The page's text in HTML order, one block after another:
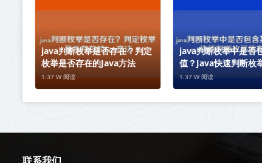
java判断枚举是否存在？判定
枚举是否存在的Java方法
1.37 W 阅读
java判断枚举中是否
值？Java快速判断枚
性
1.37 W 阅读
联系我们